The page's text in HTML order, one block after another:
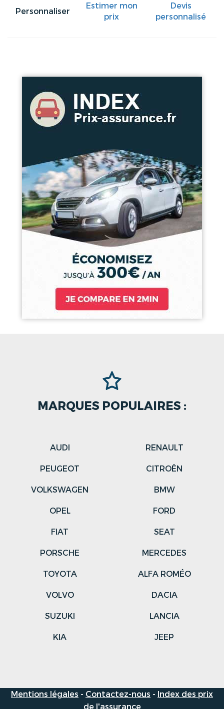
Personnaliser
Estimer mon
prix
Devis
personnalisé
MARQUES POPULAIRES :
AUDI
RENAULT
PEUGEOT
CITROËN
VOLKSWAGEN
BMW
OPEL
FORD
FIAT
SEAT
PORSCHE
MERCEDES
TOYOTA
ALFA ROMÉO
VOLVO
DACIA
SUZUKI
LANCIA
KIA
JEEP
Mentions légales - Contactez-nous - Index des prix
de l'assurance